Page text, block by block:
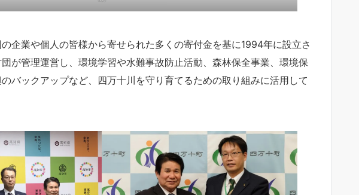
の企業や個人の皆様から寄せられた多くの寄付金を基に1994年に設立さ
が管理運営し、環境学習や水難事故防止活動、森林保全事業、環境保
バックアップなど、四万十川を守り育てるための取り組みに活用して